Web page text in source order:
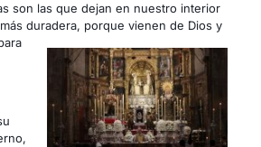
son las que dejan en nuestro interior
duradera, porque vienen de Dios y